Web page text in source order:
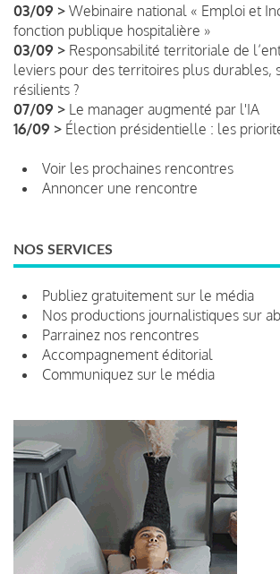
03/09 > Webinaire national « Emploi et
fonction publique hospitalière »
03/09 > Responsabilité territoriale de
leviers pour des territoires plus durables,
résilients ?
07/09 > Le manager augmenté par l'IA
16/09 > Élection présidentielle : les
Voir les prochaines rencontres
Annoncer une rencontre
NOS SERVICES
Publiez gratuitement sur le média
Nos productions journalistiques sur
Parrainez nos rencontres
Accompagnement éditorial
Communiquez sur le média